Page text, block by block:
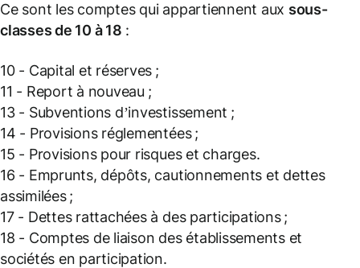
Ce sont les comptes qui appartiennent aux sous-
classes de 10 à 18 :
10 - Capital et réserves ;
11 - Report à nouveau ;
13 - Subventions d’investissement ;
14 - Provisions réglementées ;
15 - Provisions pour risques et charges.
16 - Emprunts, dépôts, cautionnements et dettes
assimilées ;
17 - Dettes rattachées à des participations ;
18 - Comptes de liaison des établissements et
sociétés en participation.